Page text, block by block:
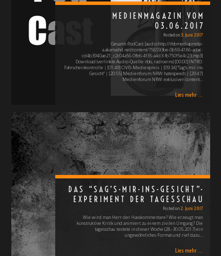
MEDIENMAGAZIN VOM
03.06.2017
Posted on3. Juni 2017
Gesamt-PodCast: [audio:http://rbbmediapmdp-
a.akamaihd.net/content/756593be-0b59-4186-adac-
cd4b3940ae21_c2c04a56-0fb6-4f35-a4d3-fb750f5e4c23.mp3]
Download (verlinkte Audio-Quelle: rbb, radioeins) [00:00] INTRO:
Fahrscheinkontrolle | [01:49] CIVIS-Medienpreis | [09:34] "Sag’s mir ins
Gesicht" | [20:55] Medienforum NRW: hatespeech | [29:47]
Medienforum NRW: exklusiver content…
Lies mehr ...
DAS “SAG’S-MIR-INS-GESICHT”-
EXPERIMENT DER TAGESSCHAU
Posted on2. Juni 2017
Wie wird man Herr der Hasskommentare? Wie erzeugt man
konstruktive Kritik und animiert zu einem zivilen Umgang? Die
tagesschau testete in dieser Woche (28.-30.05.2017) ein
ungewöhnliches Format und rief dazu…
Lies mehr ...